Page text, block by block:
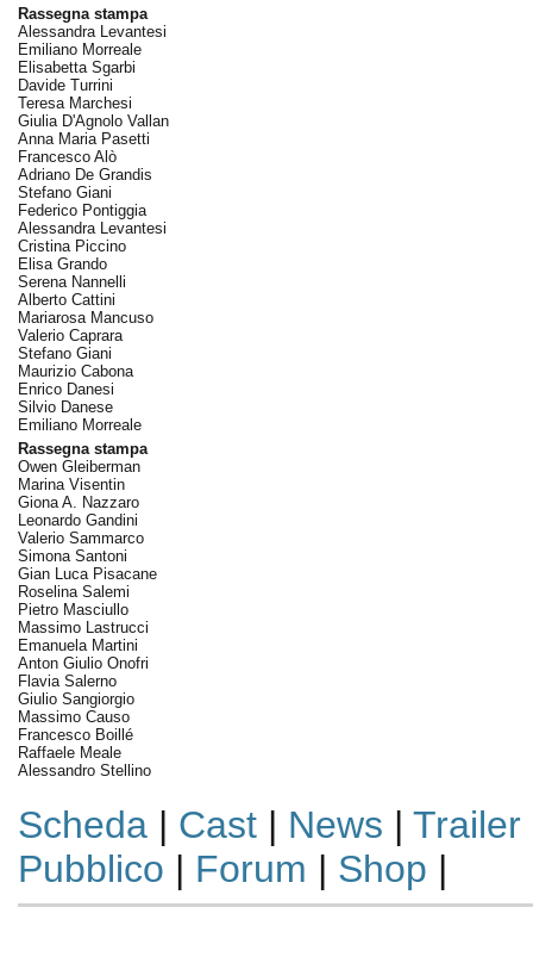
Rassegna stampa
Alessandra Levantesi
Emiliano Morreale
Elisabetta Sgarbi
Davide Turrini
Teresa Marchesi
Giulia D'Agnolo Vallan
Anna Maria Pasetti
Francesco Alò
Adriano De Grandis
Stefano Giani
Federico Pontiggia
Alessandra Levantesi
Cristina Piccino
Elisa Grando
Serena Nannelli
Alberto Cattini
Mariarosa Mancuso
Valerio Caprara
Stefano Giani
Maurizio Cabona
Enrico Danesi
Silvio Danese
Emiliano Morreale
Rassegna stampa
Owen Gleiberman
Marina Visentin
Giona A. Nazzaro
Leonardo Gandini
Valerio Sammarco
Simona Santoni
Gian Luca Pisacane
Roselina Salemi
Pietro Masciullo
Massimo Lastrucci
Emanuela Martini
Anton Giulio Onofri
Flavia Salerno
Giulio Sangiorgio
Massimo Causo
Francesco Boillé
Raffaele Meale
Alessandro Stellino
Scheda| Cast| News | Trailer
Pubblico | Forum | Shop |